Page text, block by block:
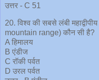
उत्तर - C 51
20. विश्व की सबसे लंबी
mountain range) कौन सी है?
A हिमालय
B एंडीज
C रॉकी पर्वत
D उरल पर्वत